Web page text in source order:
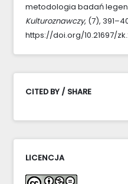
metodologia badań
Kulturoznawczy, (7),
https://doi.org/10.21697/
CITED BY / SHARE
LICENCJA